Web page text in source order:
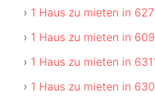
1 Haus zu mieten in
1 Haus zu mieten in
1 Haus zu mieten in
1 Haus zu mieten in